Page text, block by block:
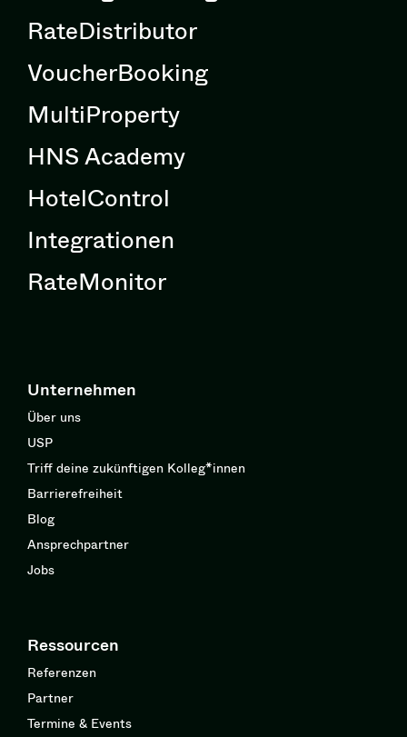
RateDistributor
VoucherBooking
MultiProperty
HNS Academy
HotelControl
Integrationen
RateMonitor
Unternehmen
Über uns
USP
Triff deine zukünftigen Kolleg*innen
Barrierefreiheit
Blog
Ansprechpartner
Jobs
Ressourcen
Referenzen
Partner
Termine & Events